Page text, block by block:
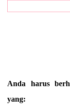
Anda harus
yang: